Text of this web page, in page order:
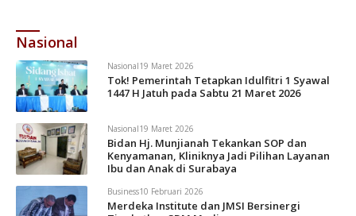
Nasional
Nasional19 Maret 2026
Tok! Pemerintah Tetapkan Idulfitri 1 Syawal
1447 H Jatuh pada Sabtu 21 Maret 2026
Nasional19 Maret 2026
Bidan Hj. Munjianah Tekankan SOP dan
Kenyamanan, Kliniknya Jadi Pilihan Layanan
Ibu dan Anak di Surabaya
Business10 Februari 2026
Merdeka Institute dan JMSI Bersinergi